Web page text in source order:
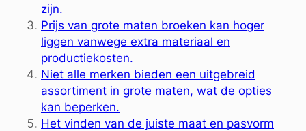
zijn.
Prijs van grote maten broeken kan hoger
liggen vanwege extra materiaal en
productiekosten.
Niet alle merken bieden een uitgebreid
assortiment in grote maten, wat de opties
kan beperken.
Het vinden van de juiste maat en pasvorm